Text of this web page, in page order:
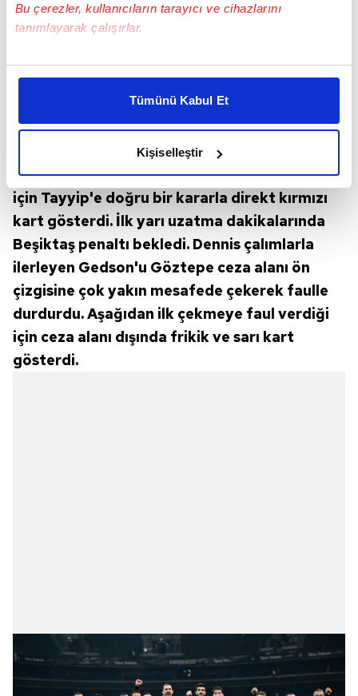
Bu çerezler, kullanıcıların tarayıcı ve cihazlarını
tanımlayarak çalışırlar.
Bu çerezlere izin vermeniz halinde sizlere özel
daha iyi reklam deneyimi yaşatabiliriz. Bunu yaparken
amacımızın size daha iyi bir reklam deneyimi sunmak
elimizden gelen çabayı gösterdiğimizi ve bu noktada,
kalemimiz olduğunu sizlere hatırlatmak isteriz.
Her halükârda, kullanıcılar, bu çerezlere izin vermedikleri
takdirde, kullanıcılara hedefli reklamlar
gösterilmeyecektir."
Sizlere daha iyi bir hizmet sunabilmek için İnternet
Sitemizde kendimize ve üçüncü kişilere ait çerezler
kullanılmaktadır. Bu çerezler vasıtasıyla çeşitli kişisel
verileriniz işlenmekte olup gerekli olan çerezler bilgi
ilgili mevzuata uygun olarak kullanılan çerezlerle ilgili bilgi
almak için lütfen tıklayınız .
Tümünü Kabul Et
Kişiselleştir
Beşiktaş ceza alanı yayı üzerinde Juan'ı
çekerek indirince 'bariz gol şansını' engellediği
için Tayyip'e doğru bir kararla direkt kırmızı
kart gösterdi. İlk yarı uzatma dakikalarında
Beşiktaş penaltı bekledi. Dennis çalımlarla
ilerleyen Gedson'u Göztepe ceza alanı ön
çizgisine çok yakın mesafede çekerek faulle
durdurdu. Aşağıdan ilk çekmeye faul verdiği
için ceza alanı dışında frikik ve sarı kart
gösterdi.